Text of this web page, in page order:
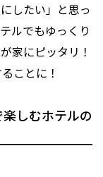
したい」と思っ
ルでもゆっくり
家にピッタリ！
ことに！
しむホテルの